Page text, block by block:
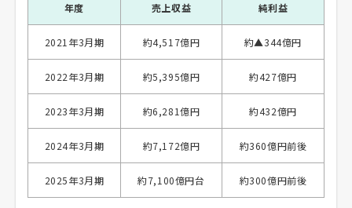
年度 売上収益 純利益
2021年3月期 約4,517億円 約▲344億円
2022年3月期 約5,395億円 約427億円
2023年3月期 約6,281億円 約432億円
2024年3月期 約7,172億円 約360億円前後
2025年3月期 約7,100億円台 約300億円前後